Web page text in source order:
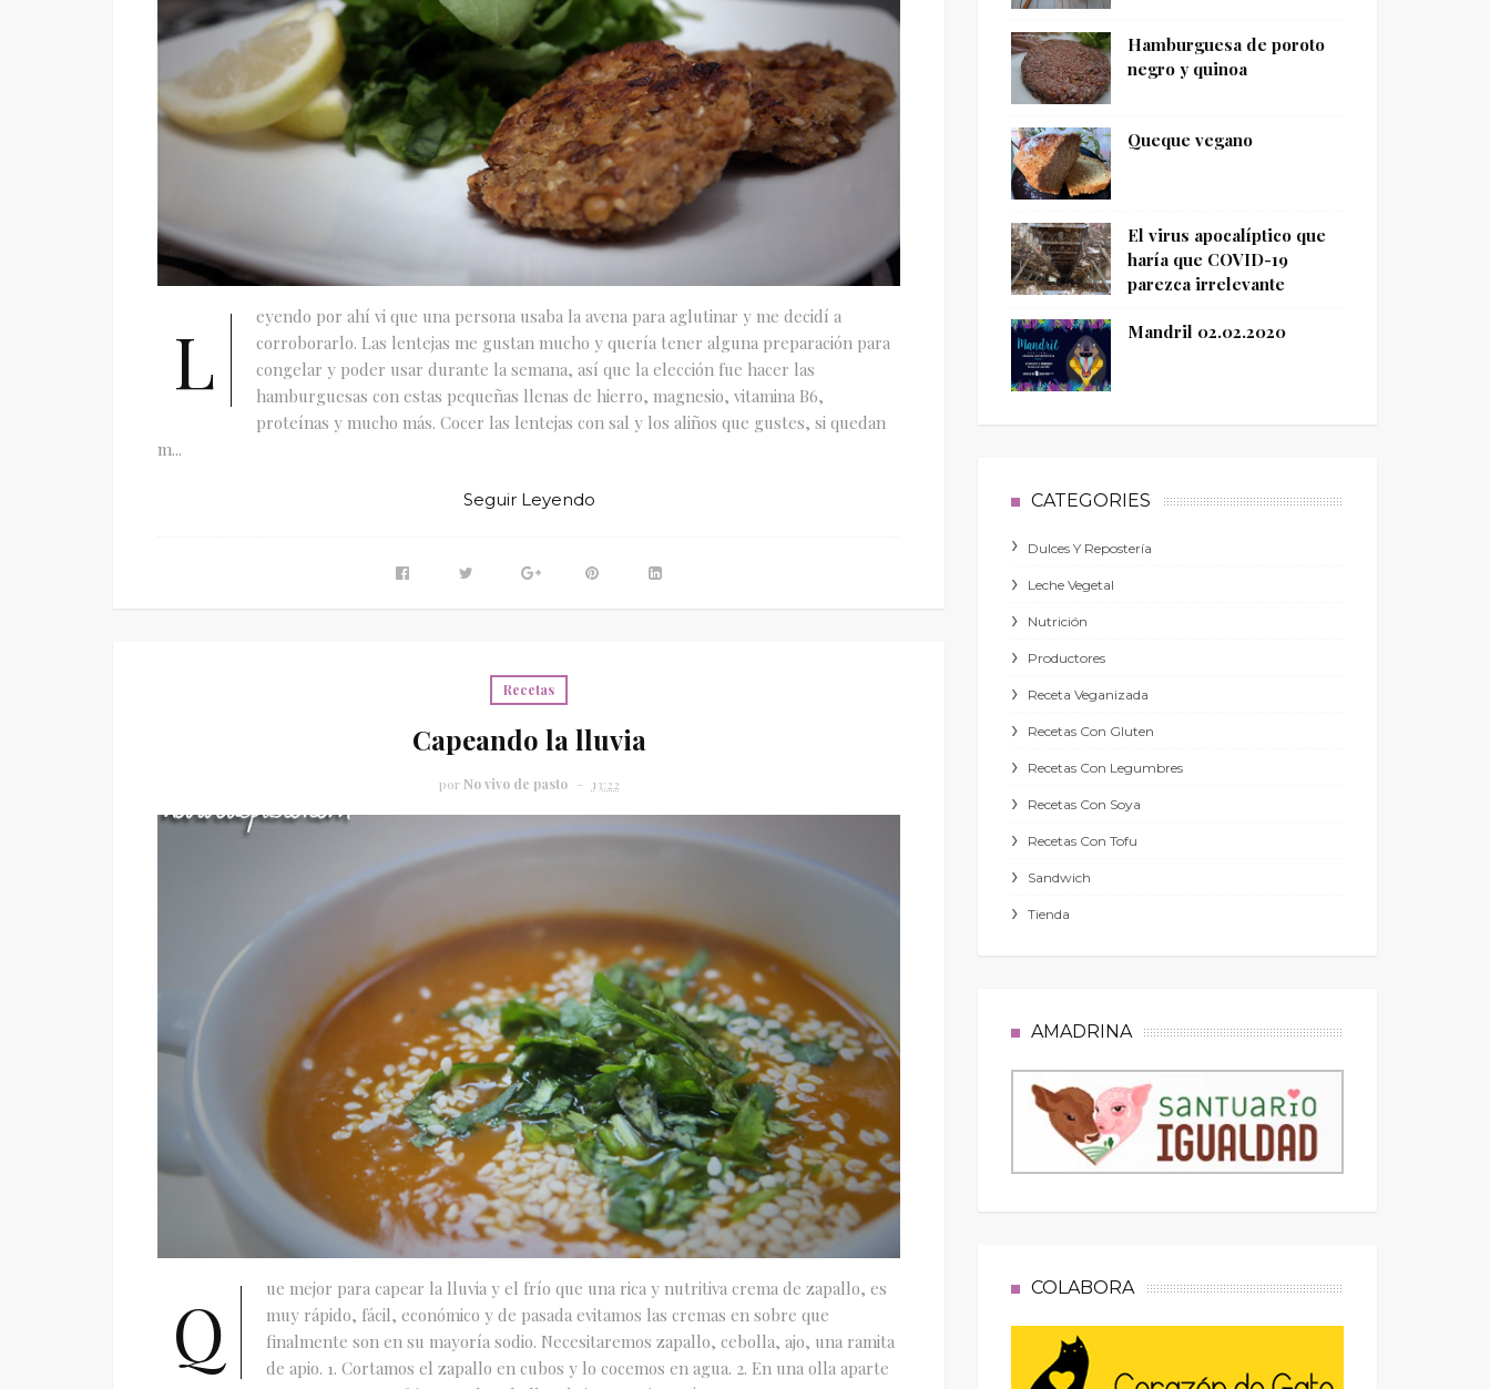
L
eyendo por ahí vi que una persona usaba la avena para aglutinar y me decidí a
corroborarlo. Las lentejas me gustan mucho y quería tener alguna preparación para
congelar y poder usar durante la semana, así que la elección fue hacer las
hamburguesas con estas pequeñas llenas de hierro, magnesio, vitamina B6,
proteínas y mucho más. Cocer las lentejas con sal y los aliños que gustes, si quedan
m...
Seguir Leyendo
Recetas
Capeando la lluvia
por No vivo de pasto 13:22
Q
ue mejor para capear la lluvia y el frío que una rica y nutritiva crema de zapallo, es
muy rápido, fácil, económico y de pasada evitamos las cremas en sobre que
finalmente son en su mayoría sodio. Necesitaremos zapallo, cebolla, ajo, una ramita
de apio. 1. Cortamos el zapallo en cubos y lo cocemos en agua. 2. En una olla aparte
Hamburguesa de poroto
negro y quinoa
Queque vegano
El virus apocalíptico que
haría que COVID-19
parezca irrelevante
Mandril 02.02.2020
CATEGORIES
Dulces Y Repostería
Leche Vegetal
Nutrición
Productores
Receta Veganizada
Recetas Con Gluten
Recetas Con Legumbres
Recetas Con Soya
Recetas Con Tofu
Sandwich
Tienda
AMADRINA
COLABORA